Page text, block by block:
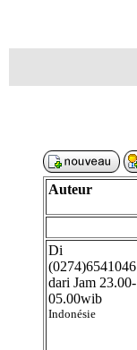
Auteur
Di
(0274)6541046
dari Jam 23.00-
05.00wib
Indonésie